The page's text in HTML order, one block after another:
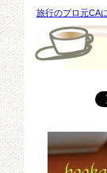
旅行のプロ元CA
YEAR！” 2014